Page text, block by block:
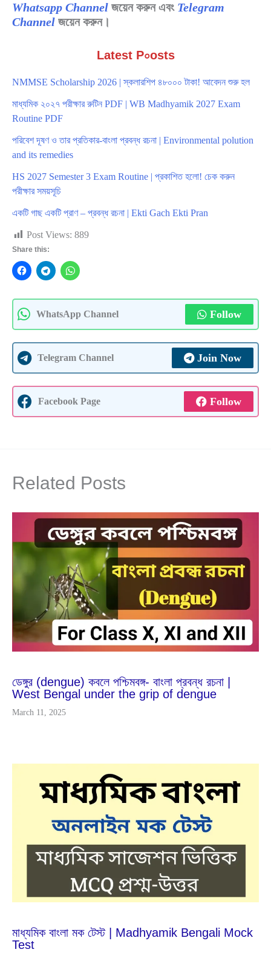
Whatsapp Channel জয়েন করুন এবং Telegram
Channel জয়েন করুন।
Latest P০osts
NMMSE Scholarship 2026 | স্কলারশিপ ৪৮০০০ টাকা! আবেদন শুরু হল
মাধ্যমিক ২০২৭ পরীক্ষার রুটিন PDF | WB Madhyamik 2027 Exam
Routine PDF
পরিবেশ দূষণ ও তার প্রতিকার-বাংলা প্রবন্ধ রচনা | Environmental polution
and its remedies
HS 2027 Semester 3 Exam Routine | প্রকাশিত হলো! চেক করুন
পরীক্ষার সময়সূচি
একটি গাছ একটি প্রাণ – প্রবন্ধ রচনা | Ekti Gach Ekti Pran
Post Views: 889
Share this:
WhatsApp Channel Follow
Telegram Channel Join Now
Facebook Page Follow
Related Posts
ডেঙ্গুর (dengue) কবলে পশ্চিমবঙ্গ- বাংলা প্রবন্ধ রচনা |
West Bengal under the grip of dengue
March 11, 2025
মাধ্যমিক বাংলা মক টেস্ট | Madhyamik Bengali Mock
Test